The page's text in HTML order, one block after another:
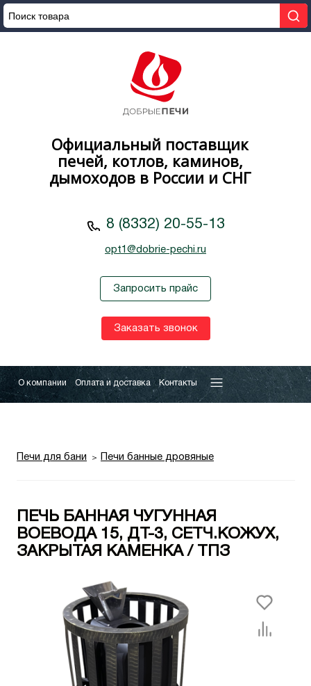
Официальный поставщик
печей, котлов, каминов,
дымоходов в России и СНГ
8 (8332) 20-55-13
opt1@dobrie-pechi.ru
Запросить прайс
Заказать звонок
О компании Оплата и доставка Контакты
Печи для бани Печи банные дровяные
ПЕЧЬ БАННАЯ ЧУГУННАЯ
ВОЕВОДА 15, ДТ-3, СЕТЧ.КОЖУХ,
ЗАКРЫТАЯ КАМЕНКА / ТПЗ